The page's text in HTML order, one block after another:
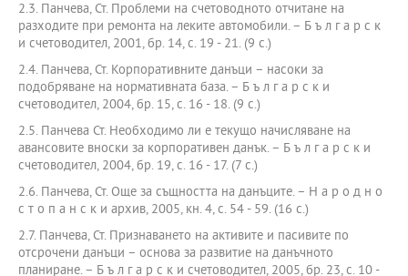
2.3. Панчева, Ст. Проблеми на счетоводното отчитане на
разходите при ремонта на леките автомобили. – Б ъ л г а р с к
и счетоводител, 2001, бр. 14, с. 19 - 21. (9 с.)
2.4. Панчева, Ст. Корпоративните данъци – насоки за
подобряване на нормативната база. – Б ъ л г а р с к и
счетоводител, 2004, бр. 15, с. 16 - 18. (9 с.)
2.5. Панчева Ст. Необходимо ли е текущо начисляване на
авансовите вноски за корпоративен данък. – Б ъ л г а р с к и
счетоводител, 2004, бр. 19, с. 16 - 17. (7 с.)
2.6. Панчева, Ст. Още за същността на данъците. – Н а р о д н о
с т о п а н с к и архив, 2005, кн. 4, с. 54 - 59. (16 с.)
2.7. Панчева, Ст. Признаването на активите и пасивите по
отсрочени данъци – основа за развитие на данъчното
планиране. – Б ъ л г а р с к и счетоводител, 2005, бр. 23, с. 10 -